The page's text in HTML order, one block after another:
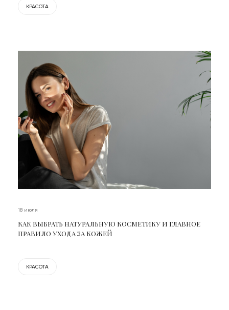
КРАСОТА
18 июля
КАК ВЫБРАТЬ НАТУРАЛЬНУЮ КОСМЕТИКУ И ГЛАВНОЕ
ПРАВИЛО УХОДА ЗА КОЖЕЙ
КРАСОТА